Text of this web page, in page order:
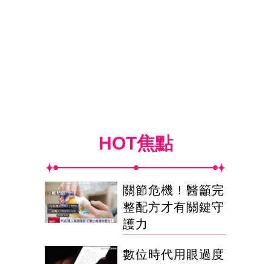
HOT焦點
關節危機！醫籲完
整配方才有關鍵守
護力
數位時代用眼過度